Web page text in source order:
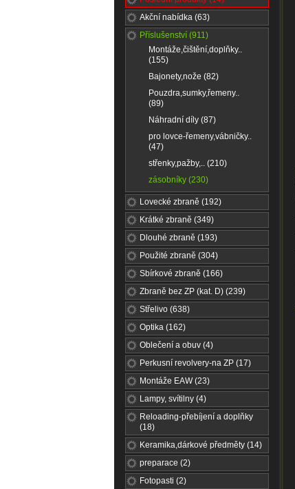
Akční nabídka (63)
Příslušenství (911)
Montáže,čištění,doplňky..
(155)
Bajonety,nože (82)
Pouzdra,sumky,řemeny..
(89)
Náhradní díly (87)
pro lovce-řemeny,vábničky..
(47)
střenky,pažby,.. (210)
zásobníky (230)
Lovecké zbraně (192)
Krátké zbraně (349)
Dlouhé zbraně (193)
Použité zbraně (304)
Sbírkové zbraně (166)
Zbraně bez ZP (kat. D) (239)
Střelivo (638)
Optika (162)
Oblečení a obuv (4)
Perkusní revolvery-na ZP (17)
Montáže EAW (23)
Lampy, svítilny (4)
Reloading-přebíjení a doplňky
(18)
Keramika,dárkové předměty (14)
preparace (2)
Fotopasti (2)